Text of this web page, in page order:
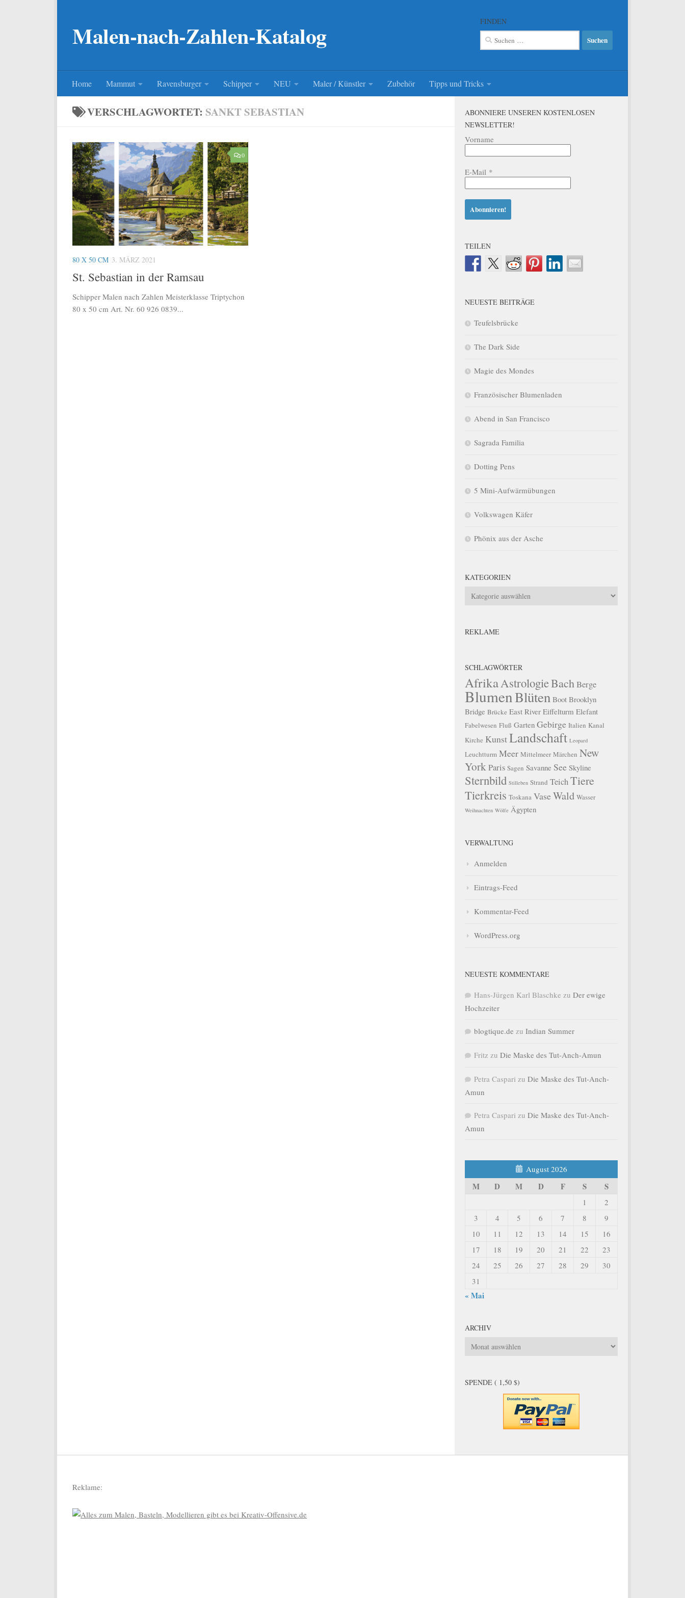
Malen-nach-Zahlen-Katalog FINDEN
Suchen
nach:
Home Mammut Ravensburger Schipper NEU Maler / Künstler Zubehör Tipps und Tricks
VERSCHLAGWORTET: SANKT SEBASTIAN
0
80 X 50 CM 3. MÄRZ 2021
St. Sebastian in der Ramsau
Schipper Malen nach Zahlen Meisterklasse Triptychon
80 x 50 cm Art. Nr. 60 926 0839...
ABONNIERE UNSEREN KOSTENLOSEN
NEWSLETTER!
Vorname
E-Mail *
TEILEN
NEUESTE BEITRÄGE
Teufelsbrücke
The Dark Side
Magie des Mondes
Französischer Blumenladen
Abend in San Francisco
Sagrada Familia
Dotting Pens
5 Mini-Aufwärmübungen
Volkswagen Käfer
Phönix aus der Asche
KATEGORIEN
Kategorien
REKLAME
SCHLAGWÖRTER
AfrikaAstrologieBachBerge
BlumenBlüten Boot Brooklyn
Bridge Brücke East River Eiffelturm Elefant
Fabelwesen Fluß Garten Gebirge Italien Kanal
Kirche KunstLandschaft Leopard
Leuchtturm Meer Mittelmeer Märchen New
YorkParis Sagen Savanne See Skyline
Sternbild Stilleben Strand TeichTiere
Tierkreis Toskana VaseWald Wasser
Weihnachten Wölfe Ägypten
VERWALTUNG
Anmelden
Eintrags-Feed
Kommentar-Feed
WordPress.org
NEUESTE KOMMENTARE
Hans-Jürgen Karl Blaschke zu Der ewige
Hochzeiter
blogtique.de zu Indian Summer
Fritz zu Die Maske des Tut-Anch-Amun
Petra Caspari zu Die Maske des Tut-Anch-
Amun
Petra Caspari zu Die Maske des Tut-Anch-
Amun
August 2026
M D M D F S S
1
2
3
4 5 6 7 8
9
10
11 12 13 14 15
16
17
18 19 20 21 22
23
24
25 26 27 28 29
30
31
« Mai
ARCHIV
Archiv
SPENDE ( 1,50 $)
Reklame: